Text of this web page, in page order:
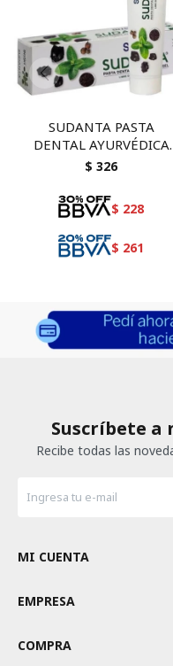
SUDANTA PASTA
DENTAL AYURVÉDICA
CARBON ACTIVADO 100
$ 326
$ 228
$ 261
Suscríbete
Recibe todas las
MI CUENTA
EMPRESA
COMPRA